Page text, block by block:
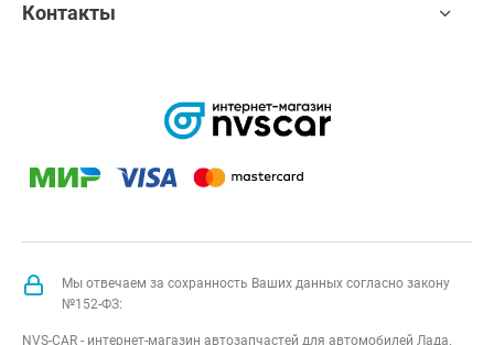
Контакты
Мы отвечаем за сохранность Ваших данных согласно закону
№152-ФЗ:
NVS-CAR - интернет-магазин автозапчастей для автомобилей Лада.